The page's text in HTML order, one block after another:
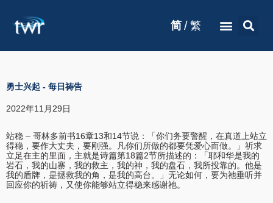
简 / 繁
勇士兴起 - 每日祷告
2022年11月29日
站稳 – 哥林多前书16章13和14节说：「你们务要警醒，在真道上站立
得稳，要作大丈夫，要刚强。凡你们所做的都要凭爱心而做。」祈求
立足在主的里面，主就是诗篇第18篇2节所描述的：「耶和华是我的
岩石，我的山寨，我的救主，我的神，我的盘石，我所投靠的。他是
我的盾牌，是拯救我的角，是我的高台。」无论如何，要为祂垂听并
回应你的祈祷，又使你能够站立得稳来感谢祂。